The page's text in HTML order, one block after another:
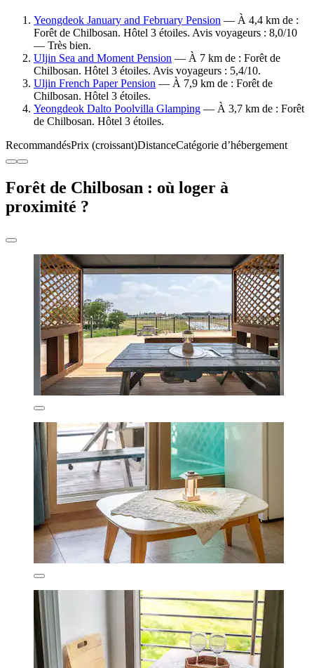
Yeongdeok January and February Pension — À 4,4 km de :
Forêt de Chilbosan. Hôtel 3 étoiles. Avis voyageurs : 8,0/10
— Très bien.
Uljin Sea and Moment Pension — À 7 km de : Forêt de
Chilbosan. Hôtel 3 étoiles. Avis voyageurs : 5,4/10.
Uljin French Paper Pension — À 7,9 km de : Forêt de
Chilbosan. Hôtel 3 étoiles.
Yeongdeok Dalto Poolvilla Glamping — À 3,7 km de : Forêt
de Chilbosan. Hôtel 3 étoiles.
RecommandésPrix (croissant)DistanceCatégorie d’hébergement
Forêt de Chilbosan : où loger à
proximité ?